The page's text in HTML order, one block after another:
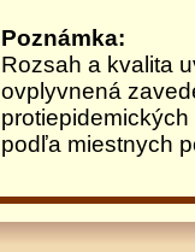
Poznámka:
Rozsah a kvalita
ovplyvnená
podľa miestnych